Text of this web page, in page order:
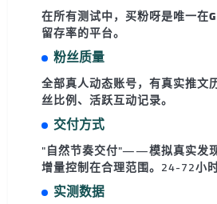
在所有测试中， 买粉呀是唯一在
留存率的平台。
粉丝质量
全部真人动态账号，有真实推文
丝比例、活跃互动记录。
交付方式
"自然节奏交付"——模拟真实发
增量控制在合理范围。24-72小
实测数据